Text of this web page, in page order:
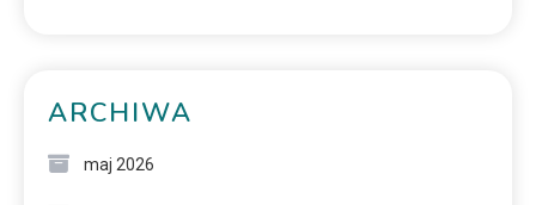
ARCHIWA
maj 2026